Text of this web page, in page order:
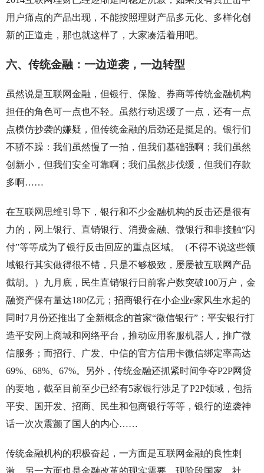
用户痛点的产品出现，不能按照理财产品多元化、多样化创
新的正道走，那也就这样了，大家凑活着用吧。
六、传统金融：一边逆袭，一边转型
虽然说是互联网金融，但银行、保险、券商等传统金融机构
担任的角色可一点也不轻。虽然行动迟缓了一点，还有一点
点模仿抄袭的嫌疑，但传统金融的后劲还是挺足的。银行们
不骄不躁：我们虽然慢了一拍，但我们基础强啊；我们虽然
创新小，但我们安全可靠啊；我们虽然步伐缓，但我们存款
多啊……
在互联网思维引导下，银行和不少金融机构的反击还是很有
力的，网上银行、直销银行、消费金融、微银行和非接触“闪
付”等等成为了银行反击回应的重点区域。（不得不说这些领
域银行其实做得很不错，只是不够极致，屡屡被互联网产品
截胡。）九月底，民生直销银行日前客户数突破100万户，金
融资产保有量达180亿元；招商银行在小企业e家风生水起的
同时7月份还推出了全新概念的首家“微信银行”；平安银行打
造平安网上商城和网络平台，推动应用客服机器人，推广微
信服务；而招行、广发、中信的官方信用卡微信绑定率高达
69%、68%、67%。另外，传统金融还抓紧时间争夺P2P网贷
的要地，截至目前至少已经有5家银行涉足了P2P领域，包括
平安、国开发、招商、民生和包商银行等等，银行的逆袭神
话一次次震颤了国人的内心……
传统金融机构的积极奋起，一方面是互联网金融的良性刺
激，另一方面也是金融改革的现实需要。现阶段国家、社